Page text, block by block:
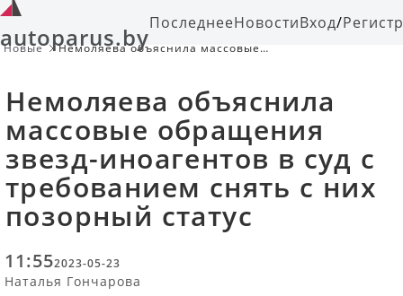
autoparus.byПоследнееНовостиВход/
Новые
Немоляева объяснила массовые
позорный статус
Немоляева объяснила
массовые обращения
звезд-иноагентов в суд с
требованием снять с них
позорный статус
11:552023-05-23
Наталья Гончарова